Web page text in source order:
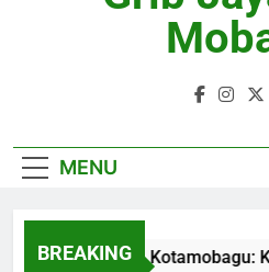
MENU
BREAKINGDuka Kotamobagu: